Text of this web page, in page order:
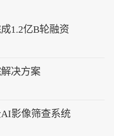
1.2亿B轮融资
决方案
影像筛查系统